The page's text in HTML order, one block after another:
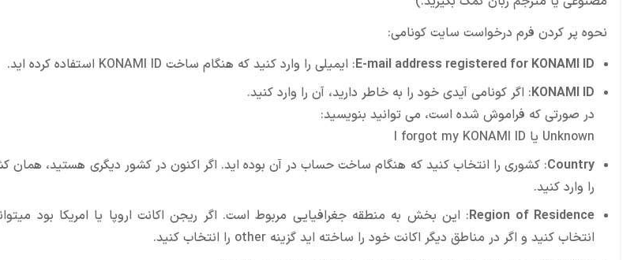
نحوه پر کردن فرم درخواست سایت کونامی:
E-mail address registered for KONAMI ID: ایمیلی را وارد کنید که هنگام ساخت KONAMI ID استفاده کرده اید.
KONAMI ID: اگر کونامی آیدی خود را به خاطر دارید، آن را وارد کنید.
در صورتی که فراموش شده است، می توانید بنویسید:
Unknown یا I forgot my KONAMI ID
Country: کشوری را انتخاب کنید که هنگام ساخت حساب در آن بوده اید. اگر اکنون در کشور دیگری هستید،
را وارد کنید.
Region of Residence: این بخش به منطقه جغرافیایی مربوط است. اگر ریجن اکانت اروپا یا امریکا بود
انتخاب کنید و اگر در مناطق دیگر اکانت خود را ساخته اید گزینه other را انتخاب کنید.